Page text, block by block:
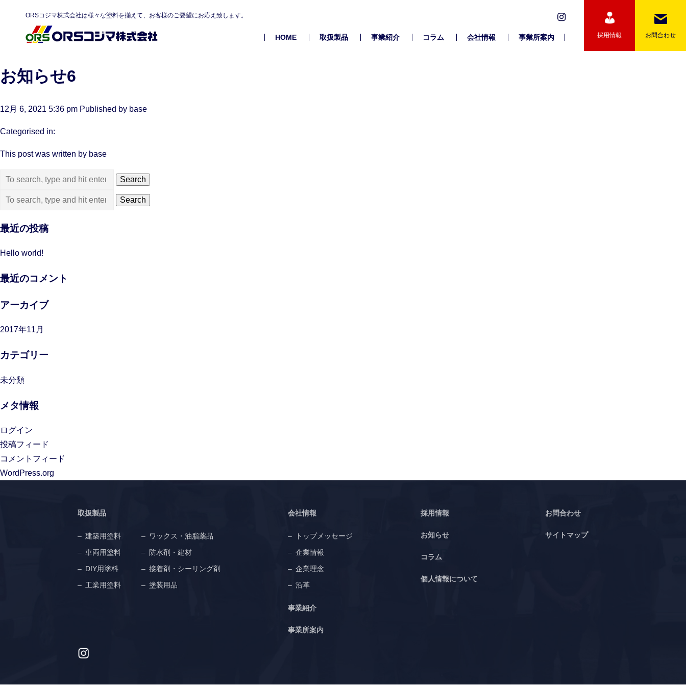
ORSコジマ株式会社は様々な塗料を揃えて、お客様のご要望にお応え致します。
HOME 取扱製品 事業紹介 コラム 会社情報 事業所案内 採用情報 お問合わせ
お知らせ6
12月 6, 2021 5:36 pm Published by base
Categorised in:
This post was written by base
Search
Search
最近の投稿
Hello world!
最近のコメント
アーカイブ
2017年11月
カテゴリー
未分類
メタ情報
ログイン
投稿フィード
コメントフィード
WordPress.org
取扱製品
建築用塗料
車両用塗料
DIY用塗料
工業用塗料
ワックス・油脂薬品
防水剤・建材
接着剤・シーリング剤
塗装用品
会社情報
トップメッセージ
企業情報
企業理念
沿革
事業紹介
事業所案内
採用情報
お知らせ
コラム
個人情報について
お問合わせ
サイトマップ